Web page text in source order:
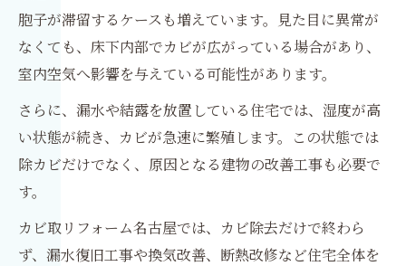
胞子が滞留するケースも増えています。見た目に異常が
なくても、床下内部でカビが広がっている場合があり、
室内空気へ影響を与えている可能性があります。
さらに、漏水や結露を放置している住宅では、湿度が高
い状態が続き、カビが急速に繁殖します。この状態では
除カビだけでなく、原因となる建物の改善工事も必要で
す。
カビ取リフォーム名古屋では、カビ除去だけで終わら
ず、漏水復旧工事や換気改善、断熱改修など住宅全体を